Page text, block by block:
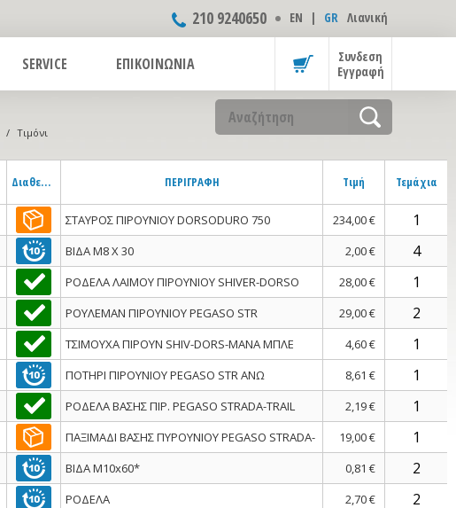
210 9240650 ΕΝ | GR Λιανική
Συνδεση
Εγγραφή
SERVICE ΕΠΙΚΟΙΝΩΝΙΑ
/ Τιμόνι
Διαθεσιμότητα ΠΕΡΙΓΡΑΦΗ Τιμή Τεμάχια
ΣΤΑΥΡΟΣ ΠΙΡΟΥΝΙΟΥ DORSODURO 750
234,00 €
ΒΙΔΑ M8 X 30
2,00 €
ΡΟΔΕΛΑ ΛΑΙΜΟΥ ΠΙΡΟΥΝΙΟΥ SHIVER-DORSO
28,00 €
ΡΟΥΛΕΜΑΝ ΠΙΡΟΥΝΙΟΥ PEGASO STR
29,00 €
ΤΣΙΜΟΥΧΑ ΠΙΡΟΥΝ SHIV-DORS-MANA ΜΠΛΕ
4,60 €
ΠΟΤΗΡΙ ΠΙΡΟΥΝΙΟΥ PEGASO STR ΑΝΩ
8,61 €
ΡΟΔΕΛΑ ΒΑΣΗΣ ΠΙΡ. PEGASO STRADA-TRAIL
2,19 €
ΠΑΞΙΜΑΔΙ ΒΑΣΗΣ ΠΥΡΟΥΝΙΟΥ PEGASO STRADA-
19,00 €
ΒΙΔΑ M10x60*
0,81 €
ΡΟΔΕΛΑ
2,70 €